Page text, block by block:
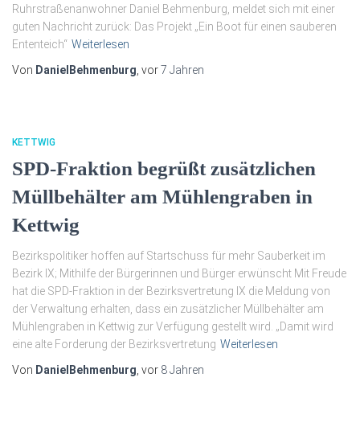
Ruhrstraßenanwohner Daniel Behmenburg, meldet sich mit einer
guten Nachricht zurück: Das Projekt „Ein Boot für einen sauberen
Ententeich“ Weiterlesen
Von DanielBehmenburg , vor7 Jahren
KETTWIG
SPD-Fraktion begrüßt zusätzlichen
Müllbehälter am Mühlengraben in
Kettwig
Bezirkspolitiker hoffen auf Startschuss für mehr Sauberkeit im
Bezirk IX; Mithilfe der Bürgerinnen und Bürger erwünscht Mit Freude
hat die SPD-Fraktion in der Bezirksvertretung IX die Meldung von
der Verwaltung erhalten, dass ein zusätzlicher Müllbehälter am
Mühlengraben in Kettwig zur Verfügung gestellt wird. „Damit wird
eine alte Forderung der Bezirksvertretung Weiterlesen
Von DanielBehmenburg , vor 8 Jahren